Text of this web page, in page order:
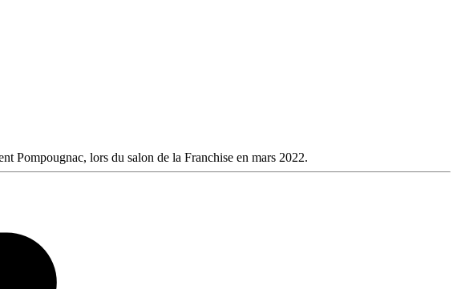
Pompougnac, lors du salon de la Franchise en mars 2022.